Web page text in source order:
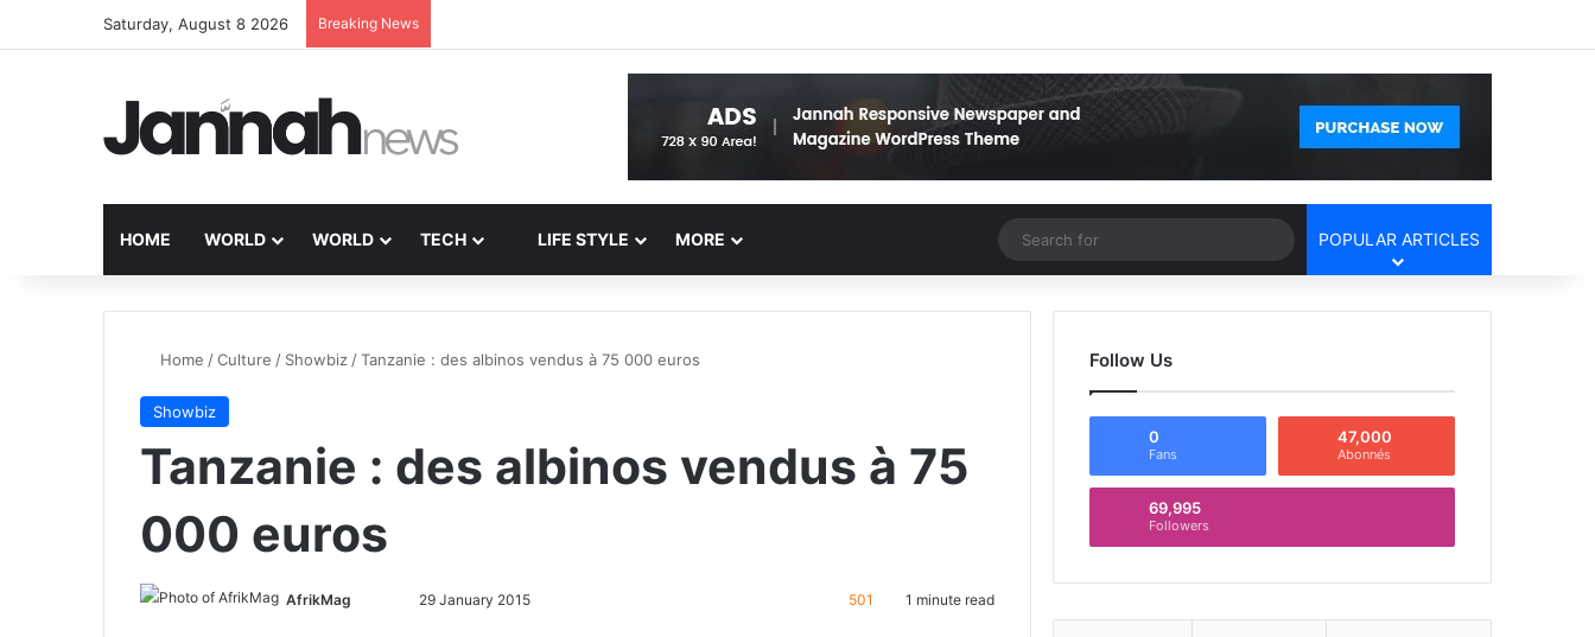
Saturday, August 8 2026 Breaking News
HOME WORLD WORLD TECH LIFE STYLE MORE Random Article
Search
for
POPULAR ARTICLES
Home /Culture / Showbiz /Tanzanie : des albinos vendus à 75 000 euros
Showbiz
Tanzanie : des albinos vendus à 75
000 euros
AfrikMag 29 January 2015 501 1 minute read
Follow Us
0
Fans
47,000
Abonnés
69,995
Followers